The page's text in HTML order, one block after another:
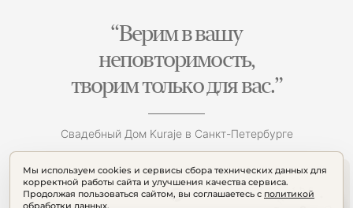
Мы используем cookies и сервисы сбора технических данных для
корректной работы сайта и улучшения качества сервиса.
Продолжая пользоваться сайтом, вы соглашаетесь с политикой
обработки данных.
“Верим в вашу
неповторимость,
творим только для вас.”
Свадебный Дом Kuraje в Санкт-Петербурге